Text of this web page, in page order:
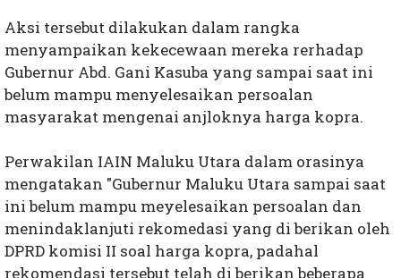
Aksi tersebut dilakukan dalam rangka
menyampaikan kekecewaan mereka rerhadap
Gubernur Abd. Gani Kasuba yang sampai saat ini
belum mampu menyelesaikan persoalan
masyarakat mengenai anjloknya harga kopra.
Perwakilan IAIN Maluku Utara dalam orasinya
mengatakan "Gubernur Maluku Utara sampai saat
ini belum mampu meyelesaikan persoalan dan
menindaklanjuti rekomedasi yang di berikan oleh
DPRD komisi II soal harga kopra, padahal
rekomendasi tersebut telah di berikan beberapa